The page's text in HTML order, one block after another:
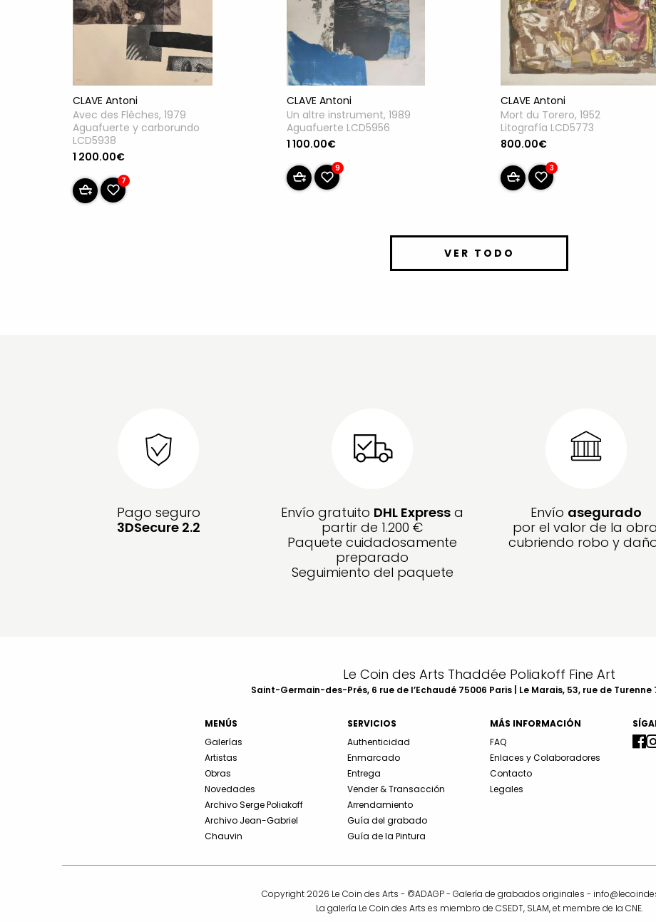
CLAVE Antoni
Avec des Flèches, 1979
Aguafuerte y carborundo
LCD5938
1 200.00€
7
CLAVE Antoni
Un altre instrument, 1989
Aguafuerte LCD5956
1 100.00€
9
CLAVE Antoni
Mort du Torero, 1952
Litografía LCD5773
800.00€
3
VER TODO
Pago seguro
3DSecure 2.2
Envío gratuito DHL Express a
partir de 1.200 €
Paquete cuidadosamente
preparado
Seguimiento del paquete
Envío asegurado
por el valor de la
cubriendo robo y
Le Coin des Arts Thaddée Poliakoff Fine Art
Saint-Germain-des-Prés, 6 rue de l’Echaudé 75006 Paris | Le Marais, 53, rue de Turenne
MENÚS
Galerías
Artistas
Obras
Novedades
Archivo Serge Poliakoff
Archivo Jean-Gabriel
Chauvin
SERVICIOS
Authenticidad
Enmarcado
Entrega
Vender & Transacción
Arrendamiento
Guía del grabado
Guía de la Pintura
MÁS INFORMACIÓN
FAQ
Enlaces y Colaboradores
Contacto
Legales
Copyright 2026 Le Coin des Arts - ©ADAGP - Galería de grabados originales -
La galería Le Coin des Arts es miembro de CSEDT, SLAM, et membre de la CNE.